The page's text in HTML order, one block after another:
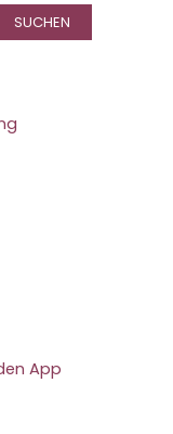
SUCHEN
App